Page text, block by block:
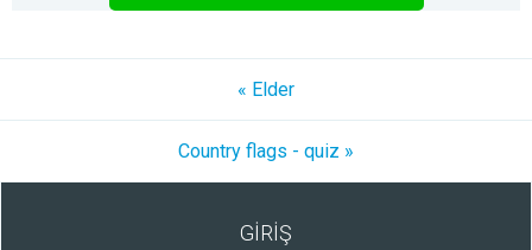
« Elder
Country flags - quiz »
GİRİŞ